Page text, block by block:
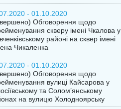
- 01.10.2020
Обговорення щодо
скверу імені Чкалова у
районі на сквер імені
Чикаленка
- 01.10.2020
Обговорення щодо
вулиці Кайсарова у
та Солом’янському
на вулицю Холодноярську